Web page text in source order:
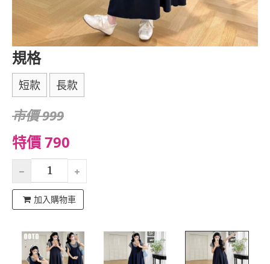
規格
短款 長款
市價 999
特價 790
加入購物車